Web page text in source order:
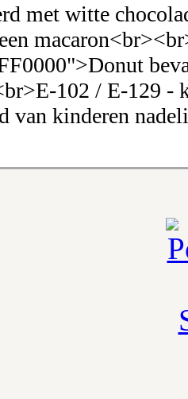
met witte
102 / E-129 -
van kinderen